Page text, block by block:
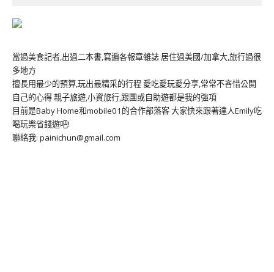
當過美食記者,出過二本書,寫遍各報章雜誌 居住過美國/加拿大,旅行過很
多地方
擅長用最少的預算,玩出最精采的行程 愛吃愛玩愛分享,常常不吝惜公開
自己的心得 親子旅遊,小資旅行,跟團或自助遊都是我的強項
目前是Baby Home和mobile01的合作部落客 大家快來跟著達人Emily吃
喝玩樂省錢遊吧!
聯絡我: painichun@gmail.com